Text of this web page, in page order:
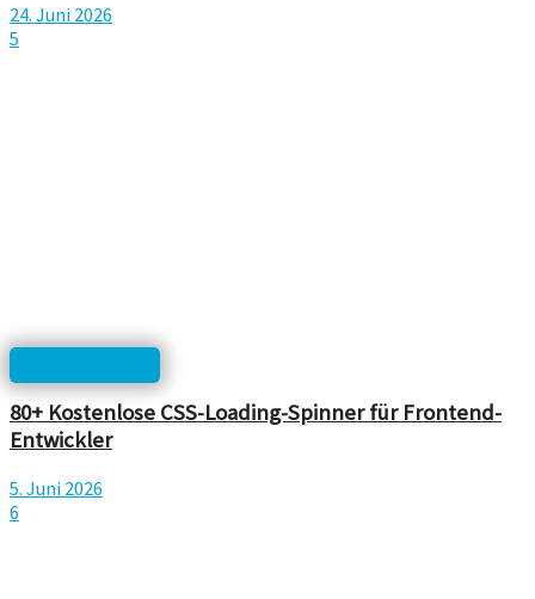
24. Juni 2026
5
80+ Kostenlose CSS-Loading-Spinner für Frontend-
Entwickler
5. Juni 2026
6